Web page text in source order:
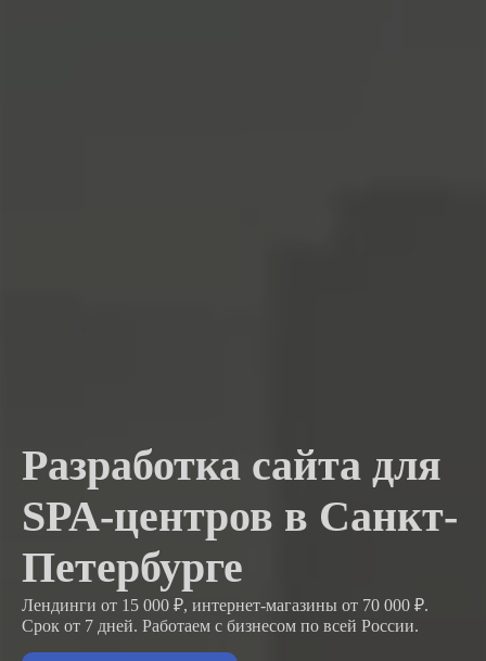
Разработка сайта для
SPA-центров в Санкт-
Петербурге
Лендинги от 15 000 ₽, интернет-магазины от 70 000 ₽.
Срок от 7 дней. Работаем с бизнесом по всей России.